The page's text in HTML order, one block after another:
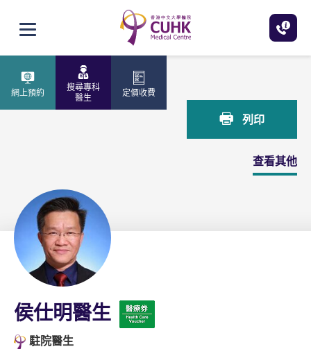
打開選單
網上預約
搜尋專科
醫生
定價收費
主頁 侯仕明醫生
列印
查看其他
侯仕明醫生
駐院醫生